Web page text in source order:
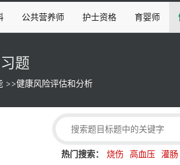
公共营养师 护士资格 育婴师
题
>>健康风险评估和分析
热门搜索： 烧伤 高血压 灌肠